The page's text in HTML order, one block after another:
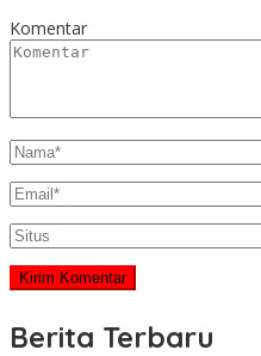
Komentar
Berita Terbaru